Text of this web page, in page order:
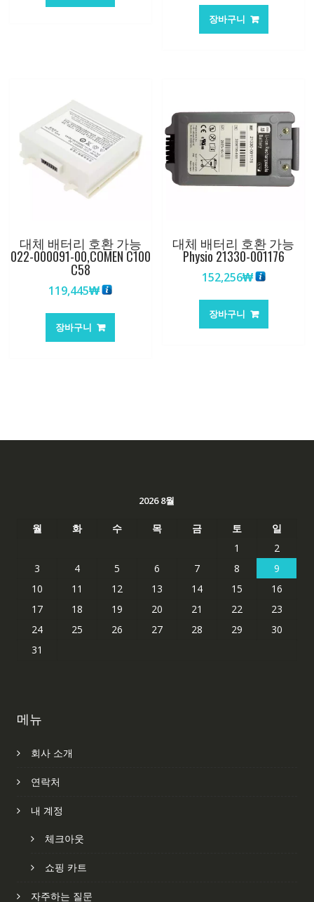
장바구니
대체 배터리 호환 가능
022-000091-00,COMEN C100
C58
119,445₩
장바구니
대체 배터리 호환 가능
Physio 21330-001176
152,256₩
장바구니
2026 8월
월 화 수 목 금 토
일
1
2
3
4 5 6 7 8
9
10
11 12 13 14 15
16
17
18 19 20 21 22
23
24
25 26 27 28 29
30
31
메뉴
회사 소개
연락처
내 계정
체크아웃
쇼핑 카트
자주하는 질문